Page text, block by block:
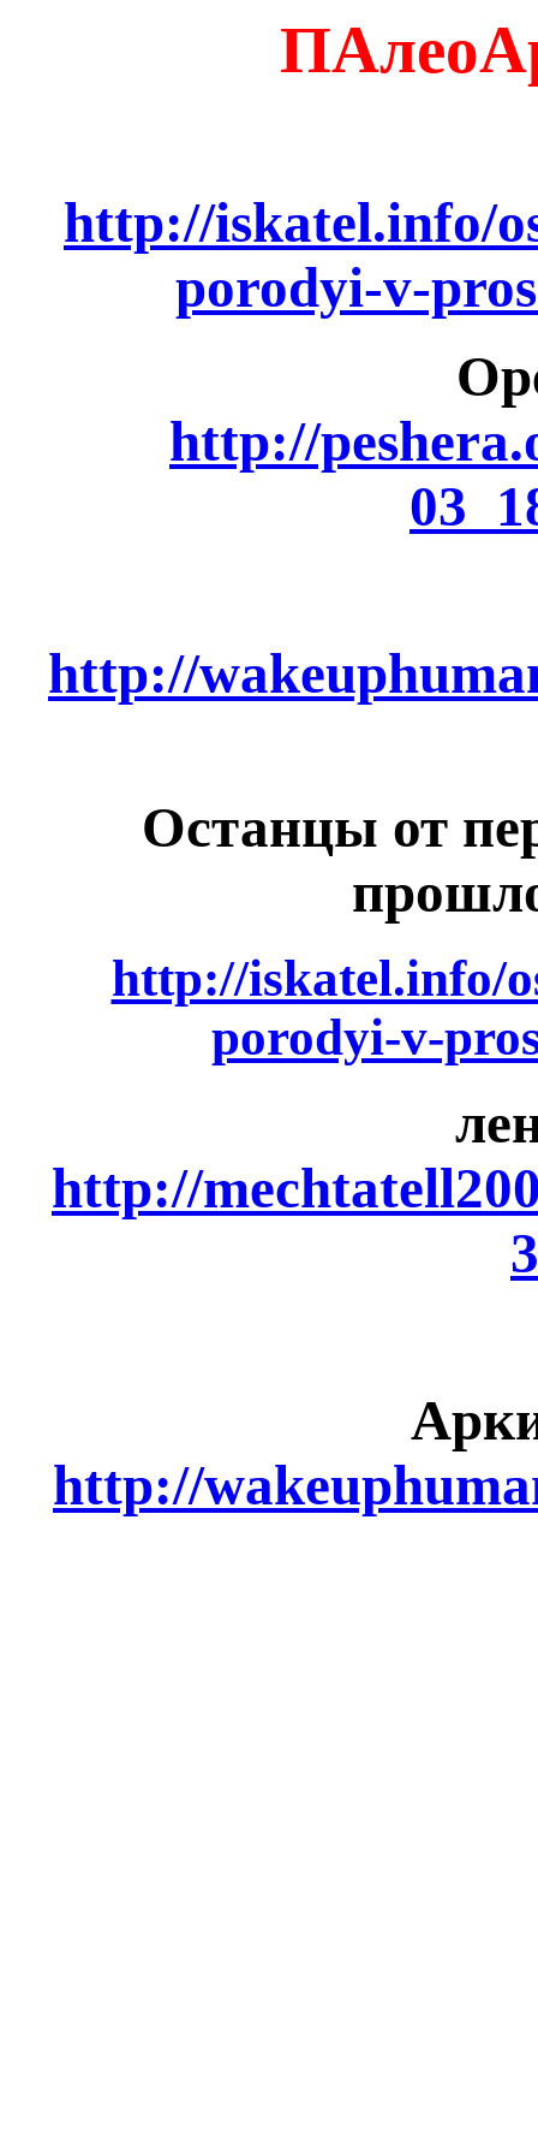
http://iskatel.info/
porodyi-v-
http://
http://
Останцы от
http://iskatel.info/
porodyi-v-
http://
http://